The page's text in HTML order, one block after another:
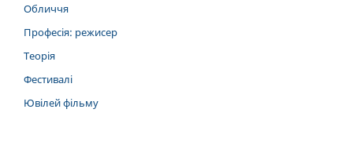
Обличчя
Професія: режисер
Теорія
Фестивалі
Ювілей фільму